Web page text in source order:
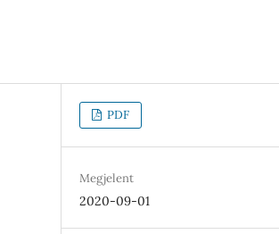
PDF
Megjelent
2020-09-01